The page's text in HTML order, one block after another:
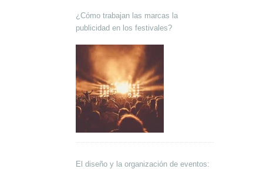
¿Cómo trabajan las marcas la
publicidad en los festivales?
El diseño y la organización de eventos: